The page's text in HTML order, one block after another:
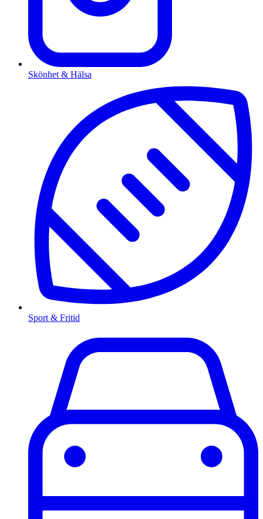
Skönhet & Hälsa
Sport & Fritid